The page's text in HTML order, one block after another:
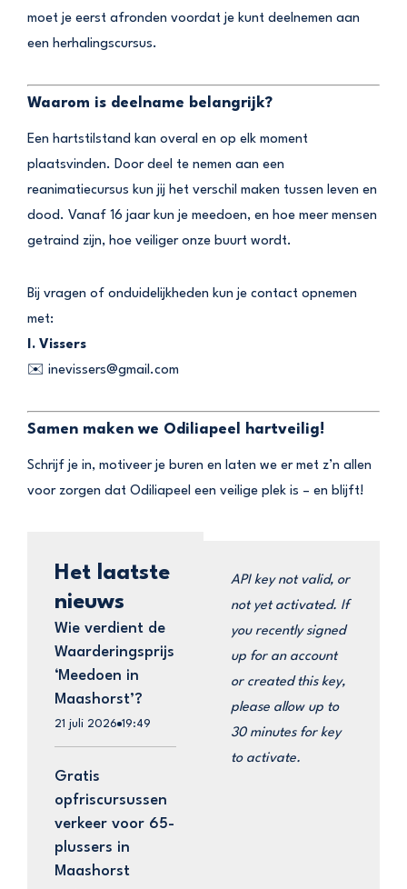
moet je eerst afronden voordat je kunt deelnemen aan
een herhalingscursus.
Waarom is deelname belangrijk?
Een hartstilstand kan overal en op elk moment
plaatsvinden. Door deel te nemen aan een
reanimatiecursus kun jij het verschil maken tussen leven en
dood. Vanaf 16 jaar kun je meedoen, en hoe meer mensen
getraind zijn, hoe veiliger onze buurt wordt.
Bij vragen of onduidelijkheden kun je contact opnemen
met:
I. Vissers
✉️ inevissers@gmail.com
Samen maken we Odiliapeel hartveilig!
Schrijf je in, motiveer je buren en laten we er met z’n allen
voor zorgen dat Odiliapeel een veilige plek is – en blijft!
Het laatste
nieuws
Wie verdient de
Waarderingsprijs
‘Meedoen in
Maashorst’?
21 juli 2026 19:49
Gratis
opfriscursussen
verkeer voor 65-
plussers in
Maashorst
API key not valid, or
not yet activated. If
you recently signed
up for an account
or created this key,
please allow up to
30 minutes for key
to activate.